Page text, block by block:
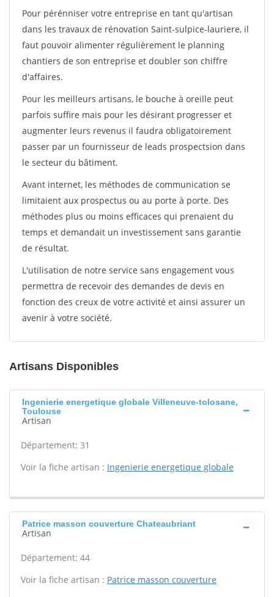
Pour pérénniser votre entreprise en tant qu'artisan
dans les travaux de rénovation Saint-sulpice-lauriere, il
faut pouvoir alimenter régulièrement le planning
chantiers de son entreprise et doubler son chiffre
d'affaires.
Pour les meilleurs artisans, le bouche à oreille peut
parfois suffire mais pour les désirant progresser et
augmenter leurs revenus il faudra obligatoirement
passer par un fournisseur de leads prospectsion dans
le secteur du bâtiment.
Avant internet, les méthodes de communication se
limitaient aux prospectus ou au porte à porte. Des
méthodes plus ou moins efficaces qui prenaient du
temps et demandait un investissement sans garantie
de résultat.
L'utilisation de notre service sans engagement vous
permettra de recevoir des demandes de devis en
fonction des creux de votre activité et ainsi assurer un
avenir à votre société.
Artisans Disponibles
Ingenierie energetique globale Villeneuve-tolosane,
Toulouse
Artisan
Département: 31
Voir la fiche artisan : Ingenierie energetique globale
Patrice masson couverture Chateaubriant
Artisan
Département: 44
Voir la fiche artisan : Patrice masson couverture